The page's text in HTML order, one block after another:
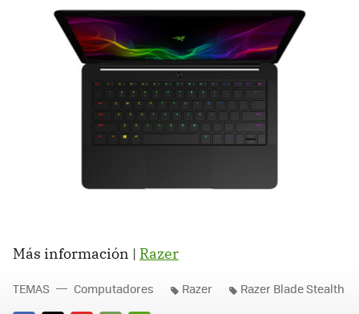
Más información | Razer
TEMAS Computadores Razer Razer Blade Stealth